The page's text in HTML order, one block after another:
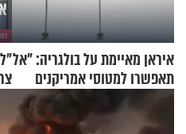
איראן מאיימת על בולגריה: "אל
תאפשרו למטוסי אמריקנים
להמריא מהשטח שלכם"